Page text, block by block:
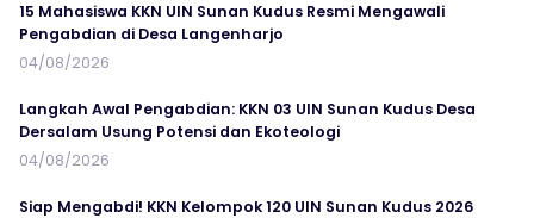
15 Mahasiswa KKN UIN Sunan Kudus Resmi Mengawali
Pengabdian di Desa Langenharjo
04/08/2026
Langkah Awal Pengabdian: KKN 03 UIN Sunan Kudus Desa
Dersalam Usung Potensi dan Ekoteologi
04/08/2026
Siap Mengabdi! KKN Kelompok 120 UIN Sunan Kudus 2026